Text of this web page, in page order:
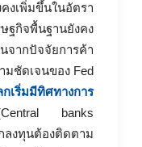
งเพิ่มขึ้นในอัตรา
ฐกิจพื้นฐานยังคง
จากปัจจัยการค้า
มชัดเจนของ Fed
เริ่มมีทิศทางการ
banks
ลงทุนต้องติดตาม